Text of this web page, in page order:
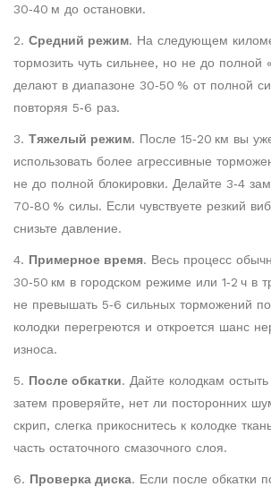
30‑40 м до остановки.
2. Средний режим. На следующем
тормозить чуть сильнее, но не до полной
делают в диапазоне 30‑50 % от полной
повторяя 5‑6 раз.
3. Тяжелый режим. После 15‑20 км вы
использовать более агрессивные
не до полной блокировки. Делайте 3‑4
70‑80 % силы. Если чувствуете резкий
снизьте давление.
4. Примерное время. Весь процесс
30‑50 км в городском режиме или 1‑2 ч в
не превышать 5‑6 сильных торможений
колодки перегреются и откроется шанс
износа.
5. После обкатки. Дайте колодкам
затем проверяйте, нет ли посторонних
скрип, слегка прикоснитесь к колодке
часть остаточного смазочного слоя.
6. Проверка диска. Если после обкатки